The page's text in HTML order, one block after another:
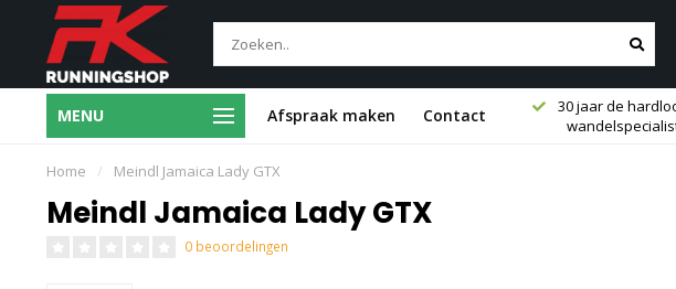
MENU Afspraak maken Contact
Gratis voet- en
Deskundig 1-op-1 advies
30 jaar de
Home / Meindl Jamaica Lady GTX
Meindl Jamaica Lady GTX
0 beoordelingen